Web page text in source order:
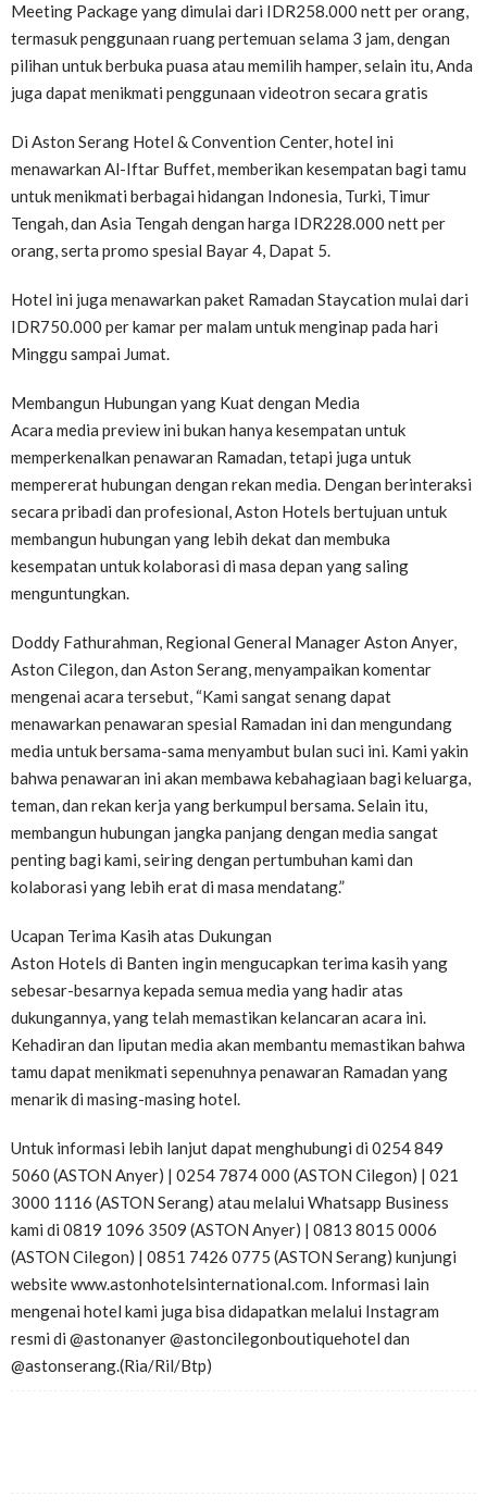
Meeting Package yang dimulai dari IDR258.000 nett per orang,
termasuk penggunaan ruang pertemuan selama 3 jam, dengan
pilihan untuk berbuka puasa atau memilih hamper, selain itu, Anda
juga dapat menikmati penggunaan videotron secara gratis
Di Aston Serang Hotel & Convention Center, hotel ini
menawarkan Al-Iftar Buffet, memberikan kesempatan bagi tamu
untuk menikmati berbagai hidangan Indonesia, Turki, Timur
Tengah, dan Asia Tengah dengan harga IDR228.000 nett per
orang, serta promo spesial Bayar 4, Dapat 5.
Hotel ini juga menawarkan paket Ramadan Staycation mulai dari
IDR750.000 per kamar per malam untuk menginap pada hari
Minggu sampai Jumat.
Membangun Hubungan yang Kuat dengan Media
Acara media preview ini bukan hanya kesempatan untuk
memperkenalkan penawaran Ramadan, tetapi juga untuk
mempererat hubungan dengan rekan media. Dengan berinteraksi
secara pribadi dan profesional, Aston Hotels bertujuan untuk
membangun hubungan yang lebih dekat dan membuka
kesempatan untuk kolaborasi di masa depan yang saling
menguntungkan.
Doddy Fathurahman, Regional General Manager Aston Anyer,
Aston Cilegon, dan Aston Serang, menyampaikan komentar
mengenai acara tersebut, “Kami sangat senang dapat
menawarkan penawaran spesial Ramadan ini dan mengundang
media untuk bersama-sama menyambut bulan suci ini. Kami yakin
bahwa penawaran ini akan membawa kebahagiaan bagi keluarga,
teman, dan rekan kerja yang berkumpul bersama. Selain itu,
membangun hubungan jangka panjang dengan media sangat
penting bagi kami, seiring dengan pertumbuhan kami dan
kolaborasi yang lebih erat di masa mendatang.”
Ucapan Terima Kasih atas Dukungan
Aston Hotels di Banten ingin mengucapkan terima kasih yang
sebesar-besarnya kepada semua media yang hadir atas
dukungannya, yang telah memastikan kelancaran acara ini.
Kehadiran dan liputan media akan membantu memastikan bahwa
tamu dapat menikmati sepenuhnya penawaran Ramadan yang
menarik di masing-masing hotel.
Untuk informasi lebih lanjut dapat menghubungi di 0254 849
5060 (ASTON Anyer) | 0254 7874 000 (ASTON Cilegon) | 021
3000 1116 (ASTON Serang) atau melalui Whatsapp Business
kami di 0819 1096 3509 (ASTON Anyer) | 0813 8015 0006
(ASTON Cilegon) | 0851 7426 0775 (ASTON Serang) kunjungi
website www.astonhotelsinternational.com. Informasi lain
mengenai hotel kami juga bisa didapatkan melalui Instagram
resmi di @astonanyer @astoncilegonboutiquehotel dan
@astonserang.(Ria/Ril/Btp)